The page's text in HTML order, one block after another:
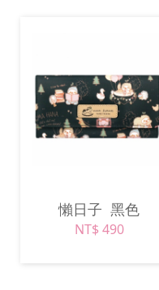
懶日子 黑色
NT$ 490